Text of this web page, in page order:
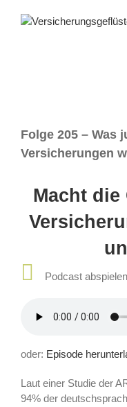
Inhalt
Folge 205 – Was
Versicherungen
Macht die
Podcast
oder: Episode
Laut einer Studie der
94% der